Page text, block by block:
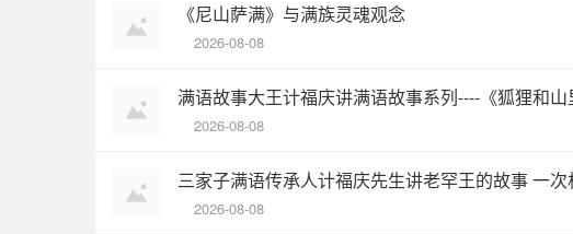
《尼山萨满》与满族灵魂观念
2026-08-08
满语故事大王计福庆讲满语故事系列----《狐狸和山
2026-08-08
三家子满语传承人计福庆先生讲老罕王的故事 一
2026-08-08